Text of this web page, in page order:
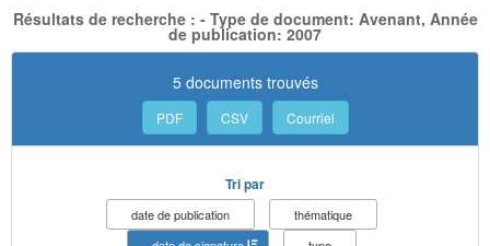
Résultats de recherche : - Type de document: Avenant, Année
de publication: 2007
5 documents trouvés
PDF CSV Courriel
Tri par
date de publication
thématique